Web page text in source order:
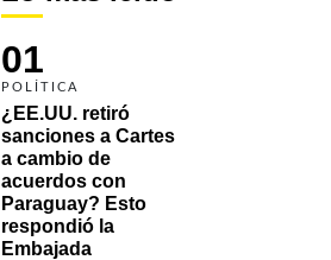
01
POLÍTICA
¿EE.UU. retiró
sanciones a Cartes
a cambio de
acuerdos con
Paraguay? Esto
respondió la
Embajada